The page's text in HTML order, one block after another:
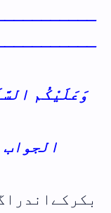
وَعَلَيْكُم